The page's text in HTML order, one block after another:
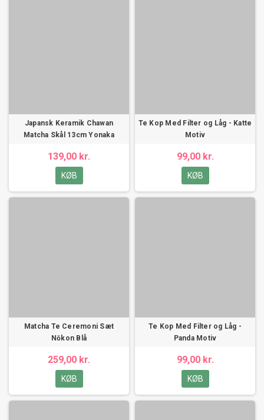
Japansk Keramik Chawan
Matcha Skål 13cm Yonaka
139,00 kr.
KØB
Te Kop Med Filter og Låg - Katte
Motiv
99,00 kr.
KØB
Matcha Te Ceremoni Sæt
Nōkon Blå
259,00 kr.
KØB
Te Kop Med Filter og Låg -
Panda Motiv
99,00 kr.
KØB